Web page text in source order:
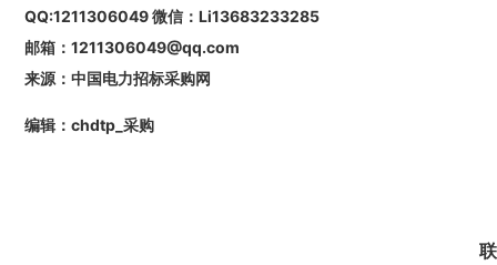
QQ:1211306049 微信：Li13683233285
邮箱：1211306049@qq.com
来源：中国电力招标采购网
编辑：chdtp_采购